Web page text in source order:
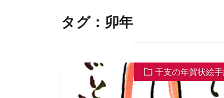
タグ：卯年
干支の年賀状絵